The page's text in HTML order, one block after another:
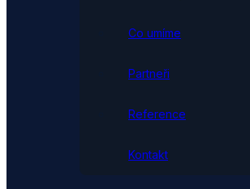
Co umíme
Partneři
Reference
Kontakt